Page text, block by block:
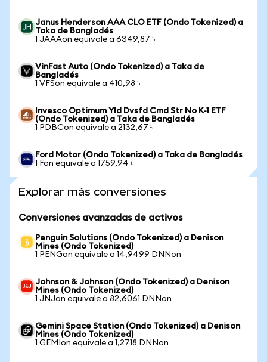
Janus Henderson AAA CLO ETF (Ondo Tokenized) a
Taka de Bangladés
1 JAAAon equivale a 6349,87 ৳
VinFast Auto (Ondo Tokenized) a Taka de
Bangladés
1 VFSon equivale a 410,98 ৳
Invesco Optimum Yld Dvsfd Cmd Str No K-1 ETF
(Ondo Tokenized) a Taka de Bangladés
1 PDBCon equivale a 2132,67 ৳
Ford Motor (Ondo Tokenized) a Taka de Bangladés
1 Fon equivale a 1759,94 ৳
Explorar más conversiones
Conversiones avanzadas de activos
Penguin Solutions (Ondo Tokenized) a Denison
Mines (Ondo Tokenized)
1 PENGon equivale a 14,9499 DNNon
Johnson & Johnson (Ondo Tokenized) a Denison
Mines (Ondo Tokenized)
1 JNJon equivale a 82,6061 DNNon
Gemini Space Station (Ondo Tokenized) a Denison
Mines (Ondo Tokenized)
1 GEMIon equivale a 1,2718 DNNon